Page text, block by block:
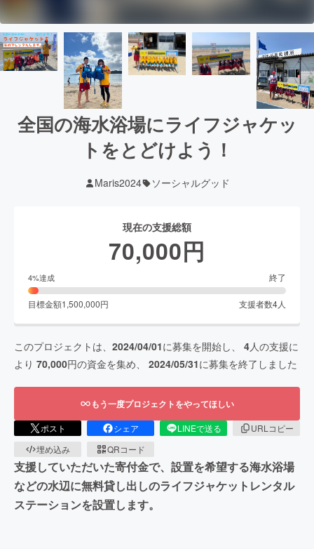
全国の海水浴場にライフジャケッ
トをとどけよう！
Maris2024 ソーシャルグッド
現在の支援総額
70,000円
4%達成 終了
目標金額1,500,000円 支援者数4人
このプロジェクトは、 2024/04/01に募集を開始し、 4人の支援に
より 70,000円の資金を集め、 2024/05/31に募集を終了しました
もう一度プロジェクトをやってほしい
ポスト シェア LINEで送る
URLコピー
埋め込み
QRコード
支援していただいた寄付金で、設置を希望する海水浴場
などの水辺に無料貸し出しのライフジャケットレンタル
ステーションを設置します。